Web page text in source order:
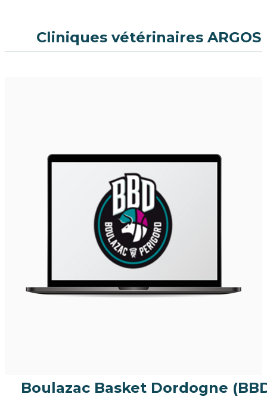
Cliniques vétérinaires ARGOS
Boulazac Basket Dordogne